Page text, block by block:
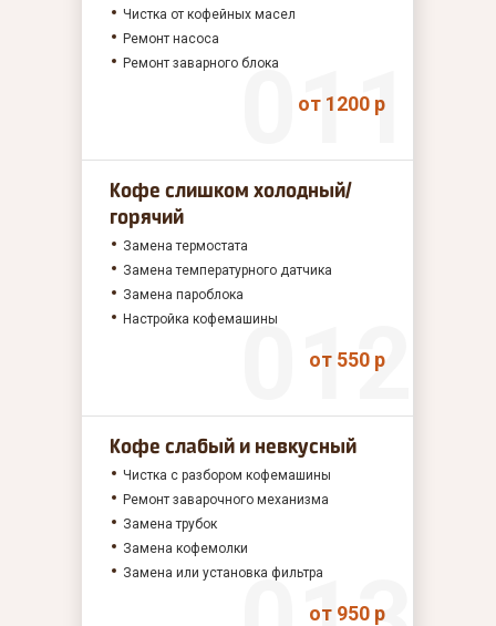
Чистка от кофейных масел
Ремонт насоса
Ремонт заварного блока
от 1200 р
Кофе слишком холодный/
горячий
Замена термостата
Замена температурного датчика
Замена пароблока
Настройка кофемашины
от 550 р
Кофе слабый и невкусный
Чистка с разбором кофемашины
Ремонт заварочного механизма
Замена трубок
Замена кофемолки
Замена или установка фильтра
от 950 р